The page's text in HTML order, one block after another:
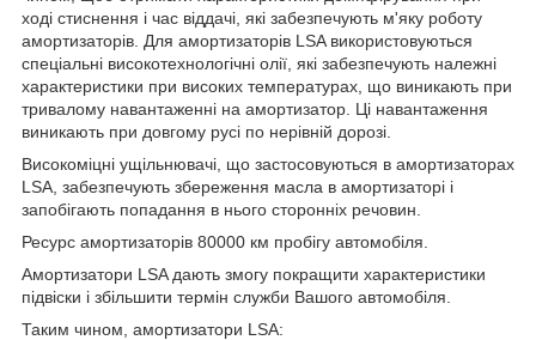
ході стиснення і час віддачі, які забезпечують м'яку роботу
амортизаторів. Для амортизаторів LSA використовуються
спеціальні високотехнологічні олії, які забезпечують належні
характеристики при високих температурах, що виникають при
тривалому навантаженні на амортизатор. Ці навантаження
виникають при довгому русі по нерівній дорозі.
Високоміцні ущільнювачі, що застосовуються в амортизаторах
LSA, забезпечують збереження масла в амортизаторі і
запобігають попадання в нього сторонніх речовин.
Ресурс амортизаторів 80000 км пробігу автомобіля.
Амортизатори LSA дають змогу покращити характеристики
підвіски і збільшити термін служби Вашого автомобіля.
Таким чином, амортизатори LSA: